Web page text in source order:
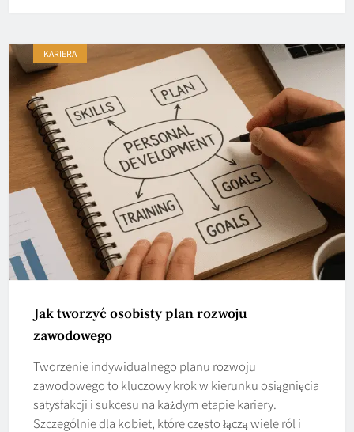
KARIERA
Jak tworzyć osobisty plan rozwoju
zawodowego
Tworzenie indywidualnego planu rozwoju
zawodowego to kluczowy krok w kierunku osiągnięcia
satysfakcji i sukcesu na każdym etapie kariery.
Szczególnie dla kobiet, które często łączą wiele ról i